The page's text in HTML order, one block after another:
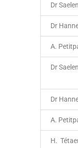
Dr
Dr
A.
Dr
Dr
A.
H.